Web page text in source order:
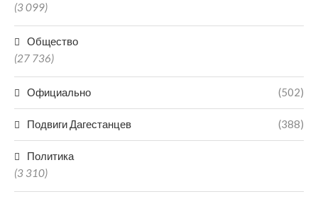
(3 099)
Общество
(27 736)
Официально (502)
Подвиги Дагестанцев (388)
Политика
(3 310)